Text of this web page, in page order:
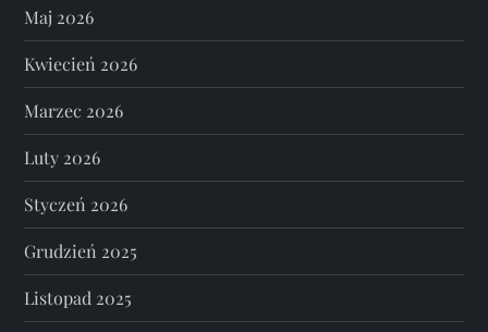
Maj 2026
Kwiecień 2026
Marzec 2026
Luty 2026
Styczeń 2026
Grudzień 2025
Listopad 2025